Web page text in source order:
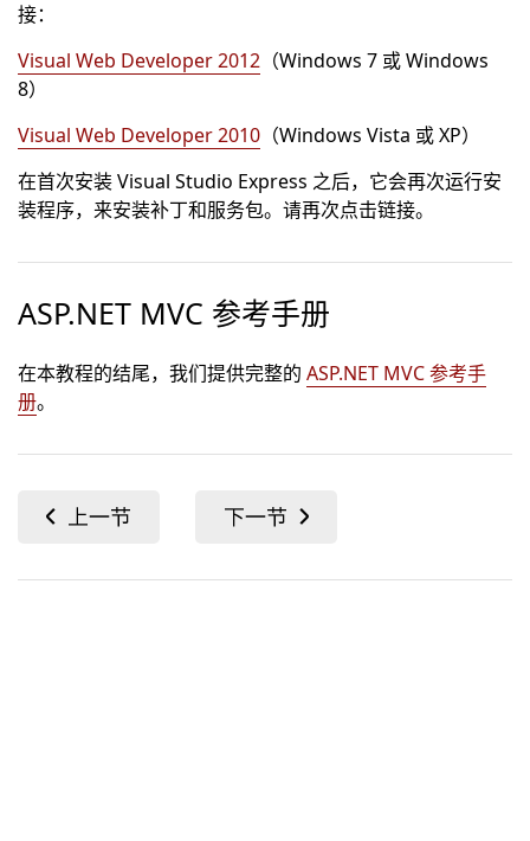
接：
Visual Web Developer 2012 （Windows 7 或 Windows
8）
Visual Web Developer 2010 （Windows Vista 或 XP）
在首次安装 Visual Studio Express 之后，它会再次运行安
装程序，来安装补丁和服务包。请再次点击链接。
ASP.NET MVC 参考手册
在本教程的结尾，我们提供完整的 ASP.NET MVC 参考手
册。